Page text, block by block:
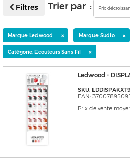
Filtres Trier par : Prix
Marque: Ledwood × Marque: Sudio ×
Catégorie: Ecouteurs Sans Fil ×
Ledwood -
SKU:
EAN:
Prix de vente